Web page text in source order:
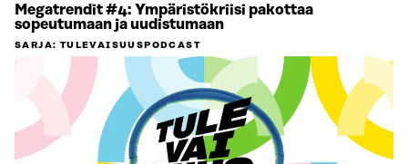
Megatrendit #4: Ympäristökriisi pakottaa
sopeutumaan ja uudistumaan
SARJA: TULEVAISUUSPODCAST